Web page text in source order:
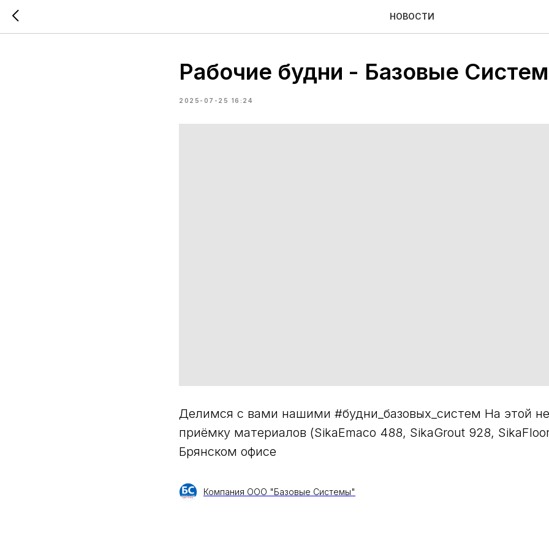
НОВОСТИ
Рабочие будни - Базовые
2025-07-25 16:24
Делимся с вами нашими #будни_базовых_систем На этой
приёмку материалов (SikaEmaco 488, SikaGrout 928,
Брянском офисе
Компания ООО "Базовые Системы"